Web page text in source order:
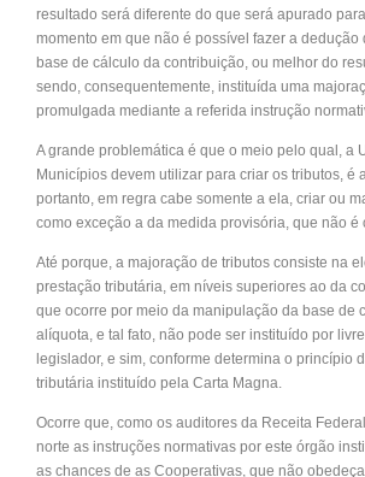
resultado será diferente do que será apurado
momento em que não é possível fazer a dedução
base de cálculo da contribuição, ou melhor do
sendo, consequentemente, instituída uma
promulgada mediante a referida instrução
A grande problemática é que o meio pelo qual, a
Municípios devem utilizar para criar os tributos, é
portanto, em regra cabe somente a ela, criar ou
como exceção a da medida provisória, que não é
Até porque, a majoração de tributos consiste na
prestação tributária, em níveis superiores ao da
que ocorre por meio da manipulação da base de
alíquota, e tal fato, não pode ser instituído por
legislador, e sim, conforme determina o princípio
tributária instituído pela Carta Magna.
Ocorre que, como os auditores da Receita
norte as instruções normativas por este órgão
as chances de as Cooperativas, que não